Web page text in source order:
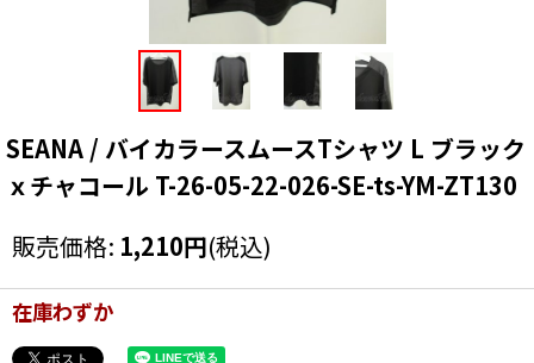
SEANA / バイカラースムースTシャツ L ブラック
ｘチャコール T-26-05-22-026-SE-ts-YM-ZT130
販売価格: 1,210円(税込)
在庫わずか